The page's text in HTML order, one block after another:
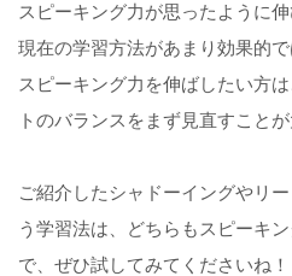
スピーキング力が思ったように
現在の学習方法があまり効果的
スピーキング力を伸ばしたい方
トのバランスをまず見直すことが
ご紹介したシャドーイングやリ
う学習法は、どちらもスピーキ
で、ぜひ試してみてくださいね！